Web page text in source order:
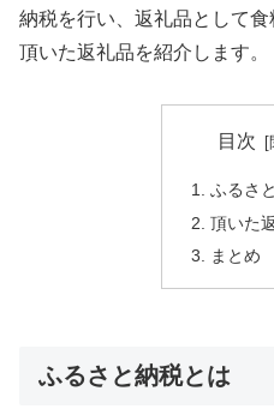
納税を行い、返礼品として食
頂いた返礼品を紹介します。
目次
ふるさ
頂いた
まとめ
ふるさと納税とは